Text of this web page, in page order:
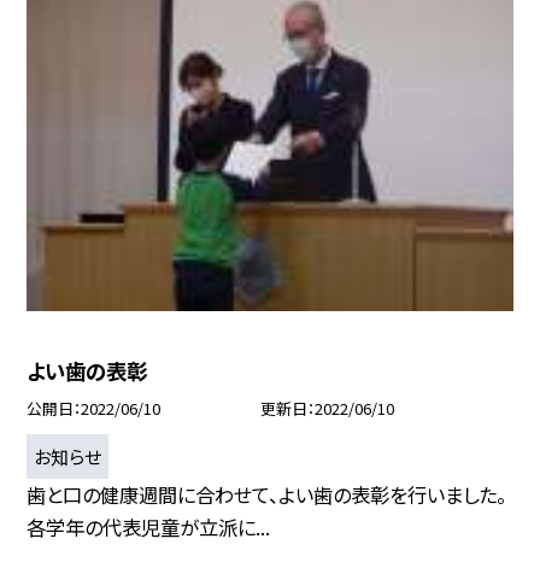
よい歯の表彰
公開日 2022/06/10 更新日 2022/06/10
お知らせ
歯と口の健康週間に合わせて、よい歯の表彰を行いました。
各学年の代表児童が立派に...